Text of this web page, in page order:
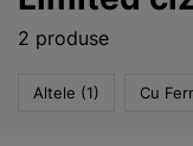
2 produse
Altele (1) Cu